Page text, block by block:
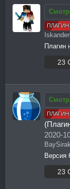
ПЛАГИН
Плагин
23
ПЛАГИН
2020-
BaySirak
Версия
23